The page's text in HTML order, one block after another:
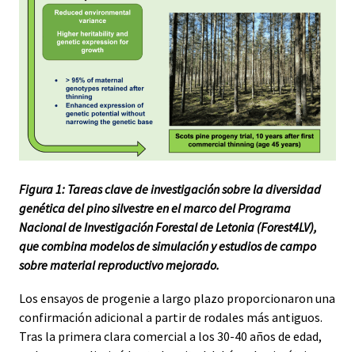
Figura 1: Tareas clave de investigación sobre la diversidad
genética del pino silvestre en el marco del Programa
Nacional de Investigación Forestal de Letonia (Forest4LV),
que combina modelos de simulación y estudios de campo
sobre material reproductivo mejorado.
Los ensayos de progenie a largo plazo proporcionaron una
confirmación adicional a partir de rodales más antiguos.
Tras la primera clara comercial a los 30-40 años de edad,